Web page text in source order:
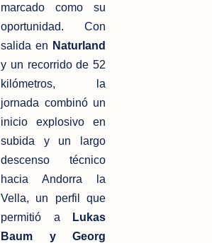
marcado como su
oportunidad. Con
salida en Naturland
y un recorrido de 52
kilómetros, la
jornada combinó un
inicio explosivo en
subida y un largo
descenso técnico
hacia Andorra la
Vella, un perfil que
permitió a
Lukas
Baum y Georg